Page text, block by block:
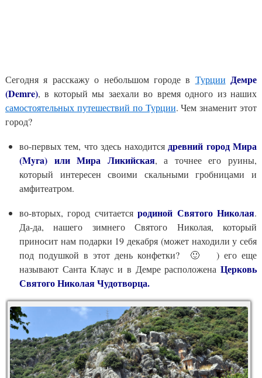
Сегодня я расскажу о небольшом городе в Турции Демре
(Demre), в который мы заехали во время одного из наших
самостоятельных путешествий по Турции. Чем знаменит этот
город?
во-первых тем, что здесь находится древний город Мира
(Myra) или Мира Ликийская, а точнее его руины,
который интересен своими скальными гробницами и
амфитеатром.
во-вторых, город считаетсяродиной Святого Николая.
Да-да, нашего зимнего Святого Николая, который
приносит нам подарки 19 декабря (может находили у себя
под подушкой в этот день конфетки? 🙂 ) его еще
называют Санта Клаус и в Демре расположена Церковь
Святого Николая Чудотворца.